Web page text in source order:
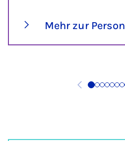
Mehr zur Person